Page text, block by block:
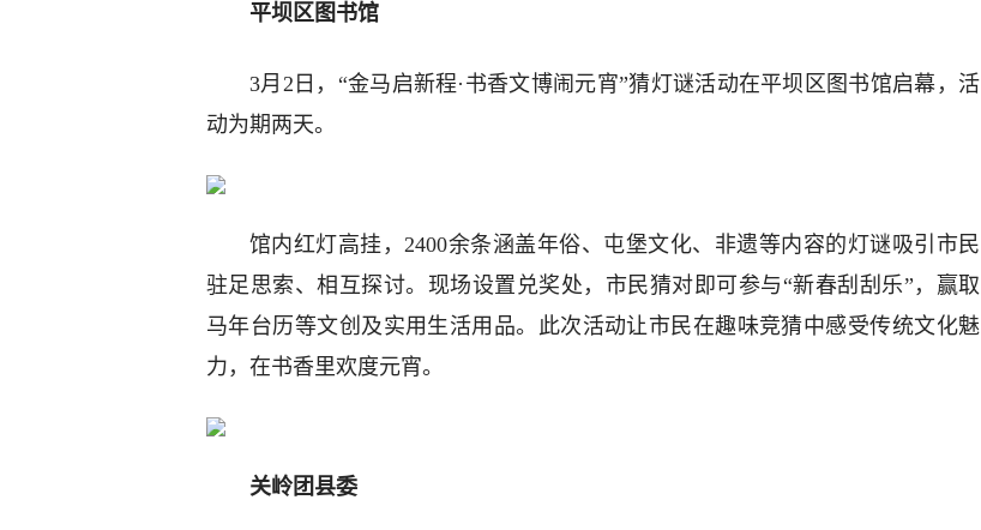
平坝区图书馆
3月2日，“金马启新程·书香文博闹元宵”猜灯谜活动在平坝区图书馆启幕，活
动为期两天。
馆内红灯高挂，2400余条涵盖年俗、屯堡文化、非遗等内容的灯谜吸引市民
驻足思索、相互探讨。现场设置兑奖处，市民猜对即可参与“新春刮刮乐”，赢取
马年台历等文创及实用生活用品。此次活动让市民在趣味竞猜中感受传统文化魅
力，在书香里欢度元宵。
关岭团县委